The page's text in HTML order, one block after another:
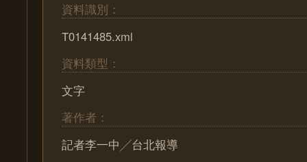
資料識別：
T0141485.xml
資料類型：
文字
著作者：
記者李一中╱台北報導